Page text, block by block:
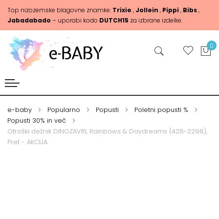
Top nizozemske blagovne znamke: Trixie , Jollein , Pippi, Bibs,
Jabadabado – uporabi kodo DUTCH15 za izbrane izdelke.
0
e-baby Popularno Popusti
Poletni popusti %
Popusti 30% in več
Otroški dežnik DINOZAVRI, Rainbows & Daydreams (428-2298),
Pret - AKCIJA